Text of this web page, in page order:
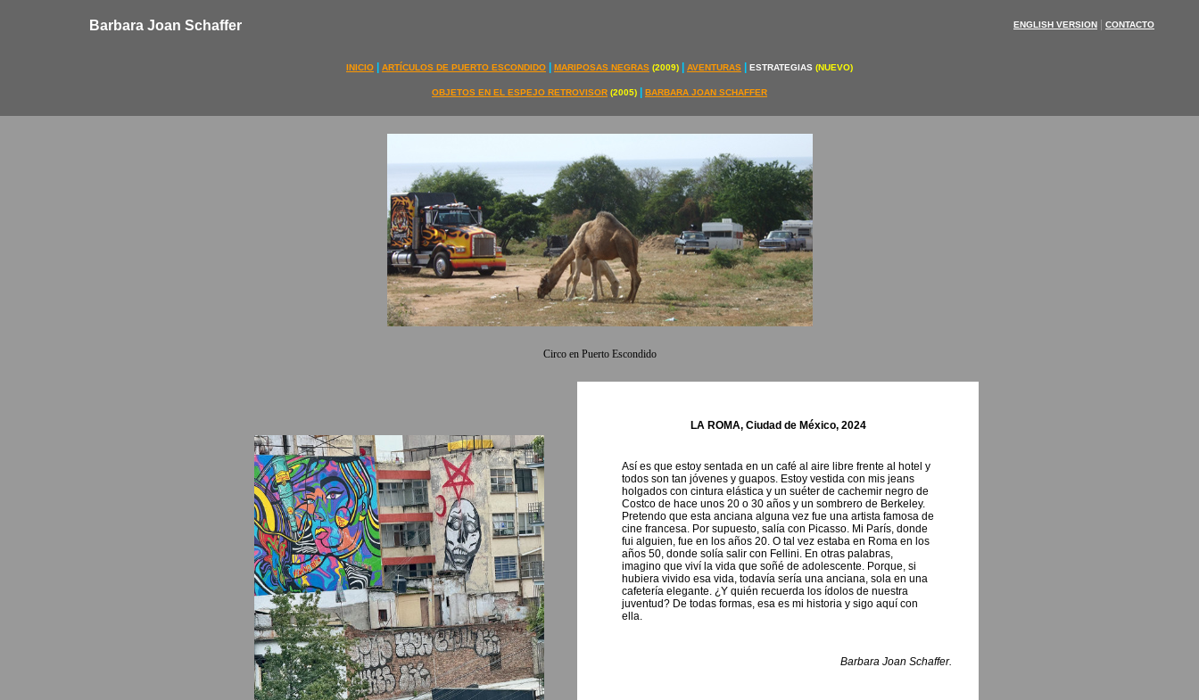
Circo en Puerto Escondido
LA ROMA, Ciudad de México, 2024
Así es que estoy sentada en un café al aire libre frente al hotel y
todos son tan jóvenes y guapos. Estoy vestida con mis jeans
holgados con cintura elástica y un suéter de cachemir negro de
Costco de hace unos 20 o 30 años y un sombrero de Berkeley.
Pretendo que esta anciana alguna vez fue una artista famosa de
cine francesa. Por supuesto, salía con Picasso. Mi París, donde
fui alguien, fue en los años 20. O tal vez estaba en Roma en los
años 50, donde solía salir con Fellini. En otras palabras,
imagino que viví la vida que soñé de adolescente. Porque, si
hubiera vivido esa vida, todavía sería una anciana, sola en una
cafetería elegante. ¿Y quién recuerda los ídolos de nuestra
juventud? De todas formas, esa es mi historia y sigo aquí con
ella.
Barbara Joan Schaffer.
Barbara Joan Schaffer ENGLISH VERSION CONTACTO
INICIO ARTÍCULOS DE PUERTO ESCONDIDO MARIPOSAS NEGRAS (2009) AVENTURAS ESTRATEGIAS (NUEVO)
OBJETOS EN EL ESPEJO RETROVISOR (2005) BARBARA JOAN SCHAFFER